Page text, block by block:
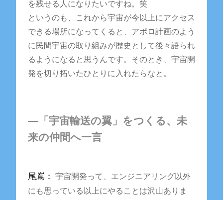
を残せる人になりたいですね。笑
というのも、これから宇宙が今以上にアクセス
できる場所になってくると、アポロ計画のよう
に民間宇宙の取り組みが歴史として後々語られ
るようになると思うんです。そのとき、宇宙開
発を切り拓いたひとりに入れたらなと。
―「宇宙輸送の翼」をつくる、未
来の仲間へ一言
尾嶌：
宇宙開発って、エンジニアリング以外
にも思っている以上にやることは沢山ありま